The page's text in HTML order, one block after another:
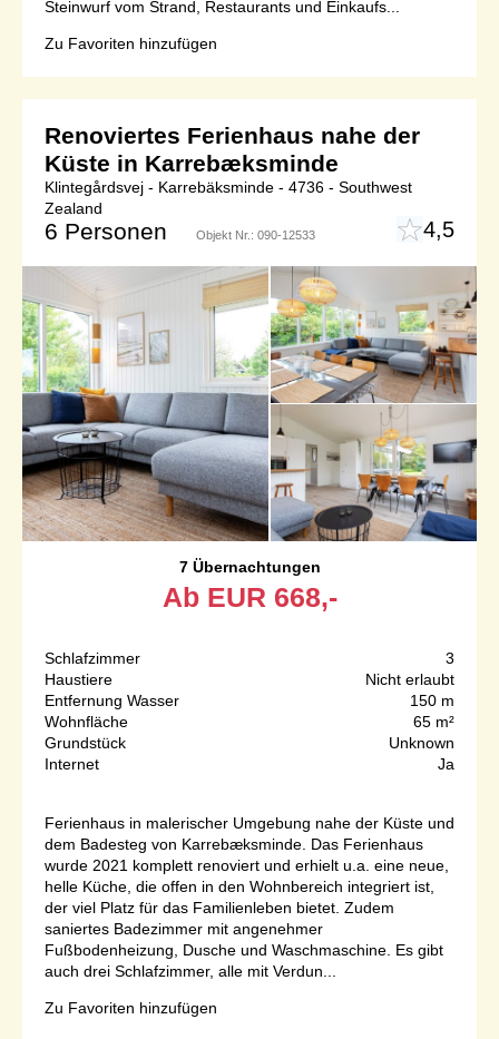
Steinwurf vom Strand, Restaurants und Einkaufs...
Zu Favoriten hinzufügen
Renoviertes Ferienhaus nahe der
Küste in Karrebæksminde
Klintegårdsvej - Karrebäksminde - 4736 - Southwest
Zealand
6 Personen Objekt Nr.: 090-12533 4,5
7 Übernachtungen
Ab EUR 668,-
Schlafzimmer
3
Haustiere
Nicht erlaubt
Entfernung Wasser
150 m
Wohnfläche
65 m²
Grundstück
Unknown
Internet
Ja
Ferienhaus in malerischer Umgebung nahe der Küste und
dem Badesteg von Karrebæksminde. Das Ferienhaus
wurde 2021 komplett renoviert und erhielt u.a. eine neue,
helle Küche, die offen in den Wohnbereich integriert ist,
der viel Platz für das Familienleben bietet. Zudem
saniertes Badezimmer mit angenehmer
Fußbodenheizung, Dusche und Waschmaschine. Es gibt
auch drei Schlafzimmer, alle mit Verdun...
Zu Favoriten hinzufügen